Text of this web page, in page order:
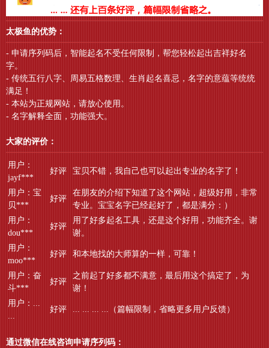
太极鱼的优势：
- 申请序列码后，智能起名不受任何限制，帮您轻松起出吉祥好名
字。
- 传统五行八字、周易五格数理、生肖起名喜忌，名字的意蕴等统统
满足！
- 本站为正规网站，请放心使用。
- 名字解释全面，功能强大。
大家的评价：
用户：
jayf***
好评 宝贝不错，我自己也可以起出专业的名字了！
用户：宝
贝***
好评
在朋友的介绍下知道了这个网站，超级好用，非常
专业。宝宝名字已经起好了，都是满分：）
用户：
dou***
好评
用了好多起名工具，还是这个好用，功能齐全。谢
谢。
用户：
moo***
好评 和本地找的大师算的一样，可靠！
用户：奋
斗***
好评
之前起了好多都不满意，最后用这个搞定了，为
谢！
用户：...
...
好评 ... ... ... ...（篇幅限制，省略更多用户反馈）
通过微信在线咨询申请序列码：